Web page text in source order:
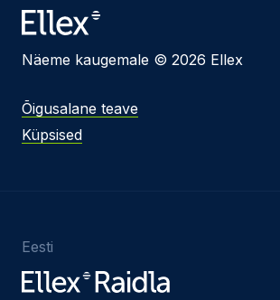
Näeme kaugemale © 2026 Ellex
Õigusalane teave
Küpsised
Eesti